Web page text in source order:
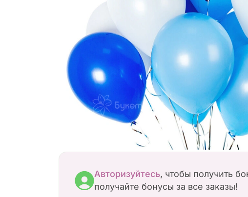
Авторизуйтесь, чтобы получить
получайте бонусы за все заказы!